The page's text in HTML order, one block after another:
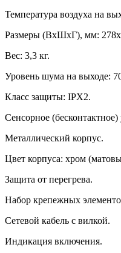
Температура воздуха на
Размеры (ВхШхГ), мм:
Вес: 3,3 кг.
Уровень шума на выходе:
Класс защиты: IPX2.
Сенсорное (бесконтактное)
Металлический корпус.
Цвет корпуса: хром
Защита от перегрева.
Набор крепежных
Сетевой кабель с вилкой.
Индикация включения.